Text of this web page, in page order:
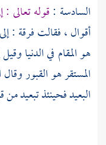
السادسة :قوله تعالى
أقوال ، فقالت فرقة :
هو المقام في الدنيا
المستقر هو القبور وقال
البعيد فحينئذ تبعيد